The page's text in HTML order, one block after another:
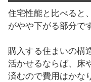
住宅性能と比べると
がやや下がる部分で
購入する住まいの構
活かせるならば、床
済むので費用はかな